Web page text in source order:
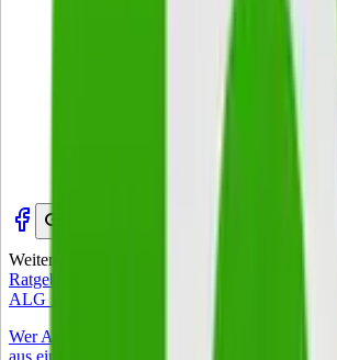
Weitere Artikel
Ratgeber
ALG 1 Zuverdienst – was 2026 gilt
Wer Arbeitslosengeld I bezieht, darf 2026
aus einem Nebenjob behalten, ohne dass das